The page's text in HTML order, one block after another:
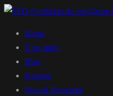
Home
Über mich
Blog
Kontakt
Preis & Broschüre